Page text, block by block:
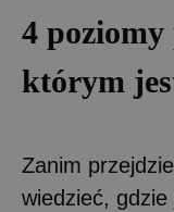
4
którym
Zanim
wiedzieć,